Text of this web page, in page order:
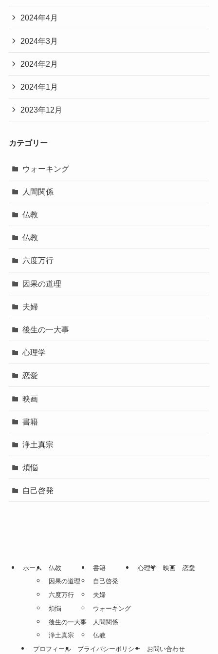
2024年4月
2024年3月
2024年2月
2024年1月
2023年12月
カテゴリー
ウォーキング
人間関係
仏教
仏教
六度万行
因果の道理
夫婦
後生の一大事
心理学
恋愛
映画
書籍
浄土真宗
煩悩
自己啓発
ホーム
仏教
因果の道理
六度万行
煩悩
後生の一大事
浄土真宗
書籍
自己啓発
夫婦
ウォーキング
人間関係
仏教
心理学 映画 恋愛
プロフィール プライバシーポリシー お問い合わせ